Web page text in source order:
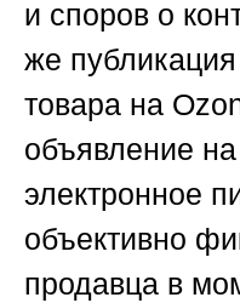
и споров о
же
товара на
объявление
электронное
объективно
продавца в